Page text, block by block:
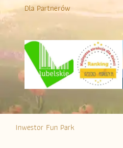
Dla Partnerów
Inwestor Fun Park